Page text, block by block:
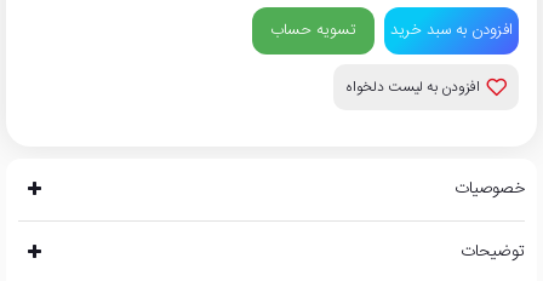
افزودن به سبد خرید تسویه حساب
افزودن به لیست دلخواه
خصوصیات
توضیحات